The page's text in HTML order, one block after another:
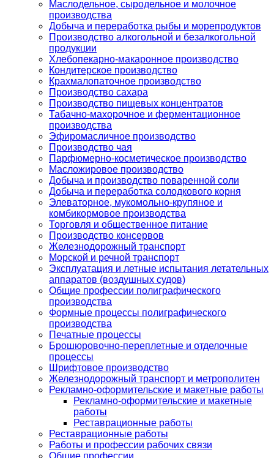
Маслодельное, сыродельное и молочное
производства
Добыча и переработка рыбы и морепродуктов
Производство алкогольной и безалкогольной
продукции
Хлебопекарно-макаронное производство
Кондитерское производство
Крахмалопаточное производство
Производство сахара
Производство пищевых концентратов
Табачно-махорочное и ферментационное
производства
Эфиромасличное производство
Производство чая
Парфюмерно-косметическое производство
Масложировое производство
Добыча и производство поваренной соли
Добыча и переработка солодкового корня
Элеваторное, мукомольно-крупяное и
комбикормовое производства
Торговля и общественное питание
Производство консервов
Железнодорожный транспорт
Морской и речной транспорт
Эксплуатация и летные испытания летательных
аппаратов (воздушных судов)
Общие профессии полиграфического
производства
Формные процессы полиграфического
производства
Печатные процессы
Брошюровочно-переплетные и отделочные
процессы
Шрифтовое производство
Железнодорожный транспорт и метрополитен
Рекламно-оформительские и макетные работы
Рекламно-оформительские и макетные
работы
Реставрационные работы
Реставрационные работы
Работы и профессии рабочих связи
Общие профессии